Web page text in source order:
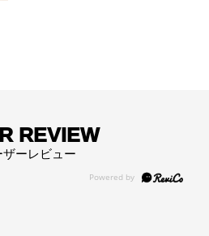
REVIEW
ザーレビュー